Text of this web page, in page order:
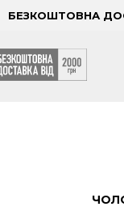
БЕЗКОШТОВНА